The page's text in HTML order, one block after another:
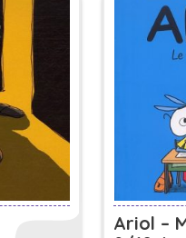
Ariol –